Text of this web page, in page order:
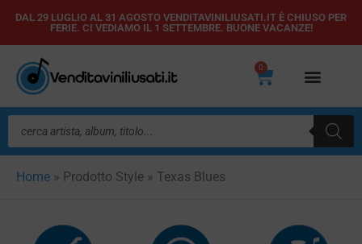
Vai
contenuto
DAL 29 LUGLIO AL 31 AGOSTO VENDITAVINILIUSATI.IT È CHIUSO PER
FERIE. CI VEDIAMO IL 1 SETTEMBRE. BUONE VACANZE!
0
Carrello
Ricerca
prodotti
Home » Prodotto Style » Texas Blues